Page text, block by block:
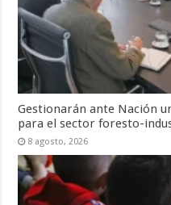
Gestionarán ante Nación
para el sector foresto-
8 agosto, 2026